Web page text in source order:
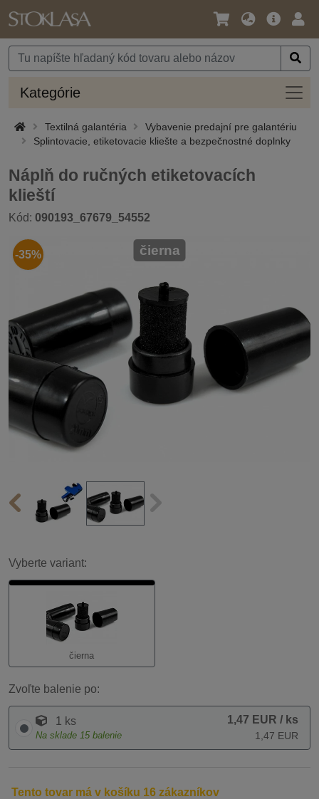
Jazyk
Mena
Hlavná
Kategórie
Textilná galantéria
Vybavenie predajní pre galantériu
Splintovacie, etiketovacie kliešte a bezpečnostné doplnky
Náplň do ručných etiketovacích
klieští
Kód: 090193_67679_54552
-35% čierna
Vyberte variant:
čierna
Zvoľte balenie po:
1 ks
Na sklade 15 balenie
1,47 EUR / ks
1,47 EUR
Tento tovar má v košíku 16 zákazníkov